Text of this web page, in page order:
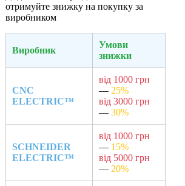
отримуйте знижку на покупку за
виробником
Виробник
Умови
знижки
CNC
ELECTRIC™
від 1000 грн
— 25%
від 3000 грн
— 30%
SCHNEIDER
ELECTRIC™
від 1000 грн
— 15%
від 5000 грн
— 20%